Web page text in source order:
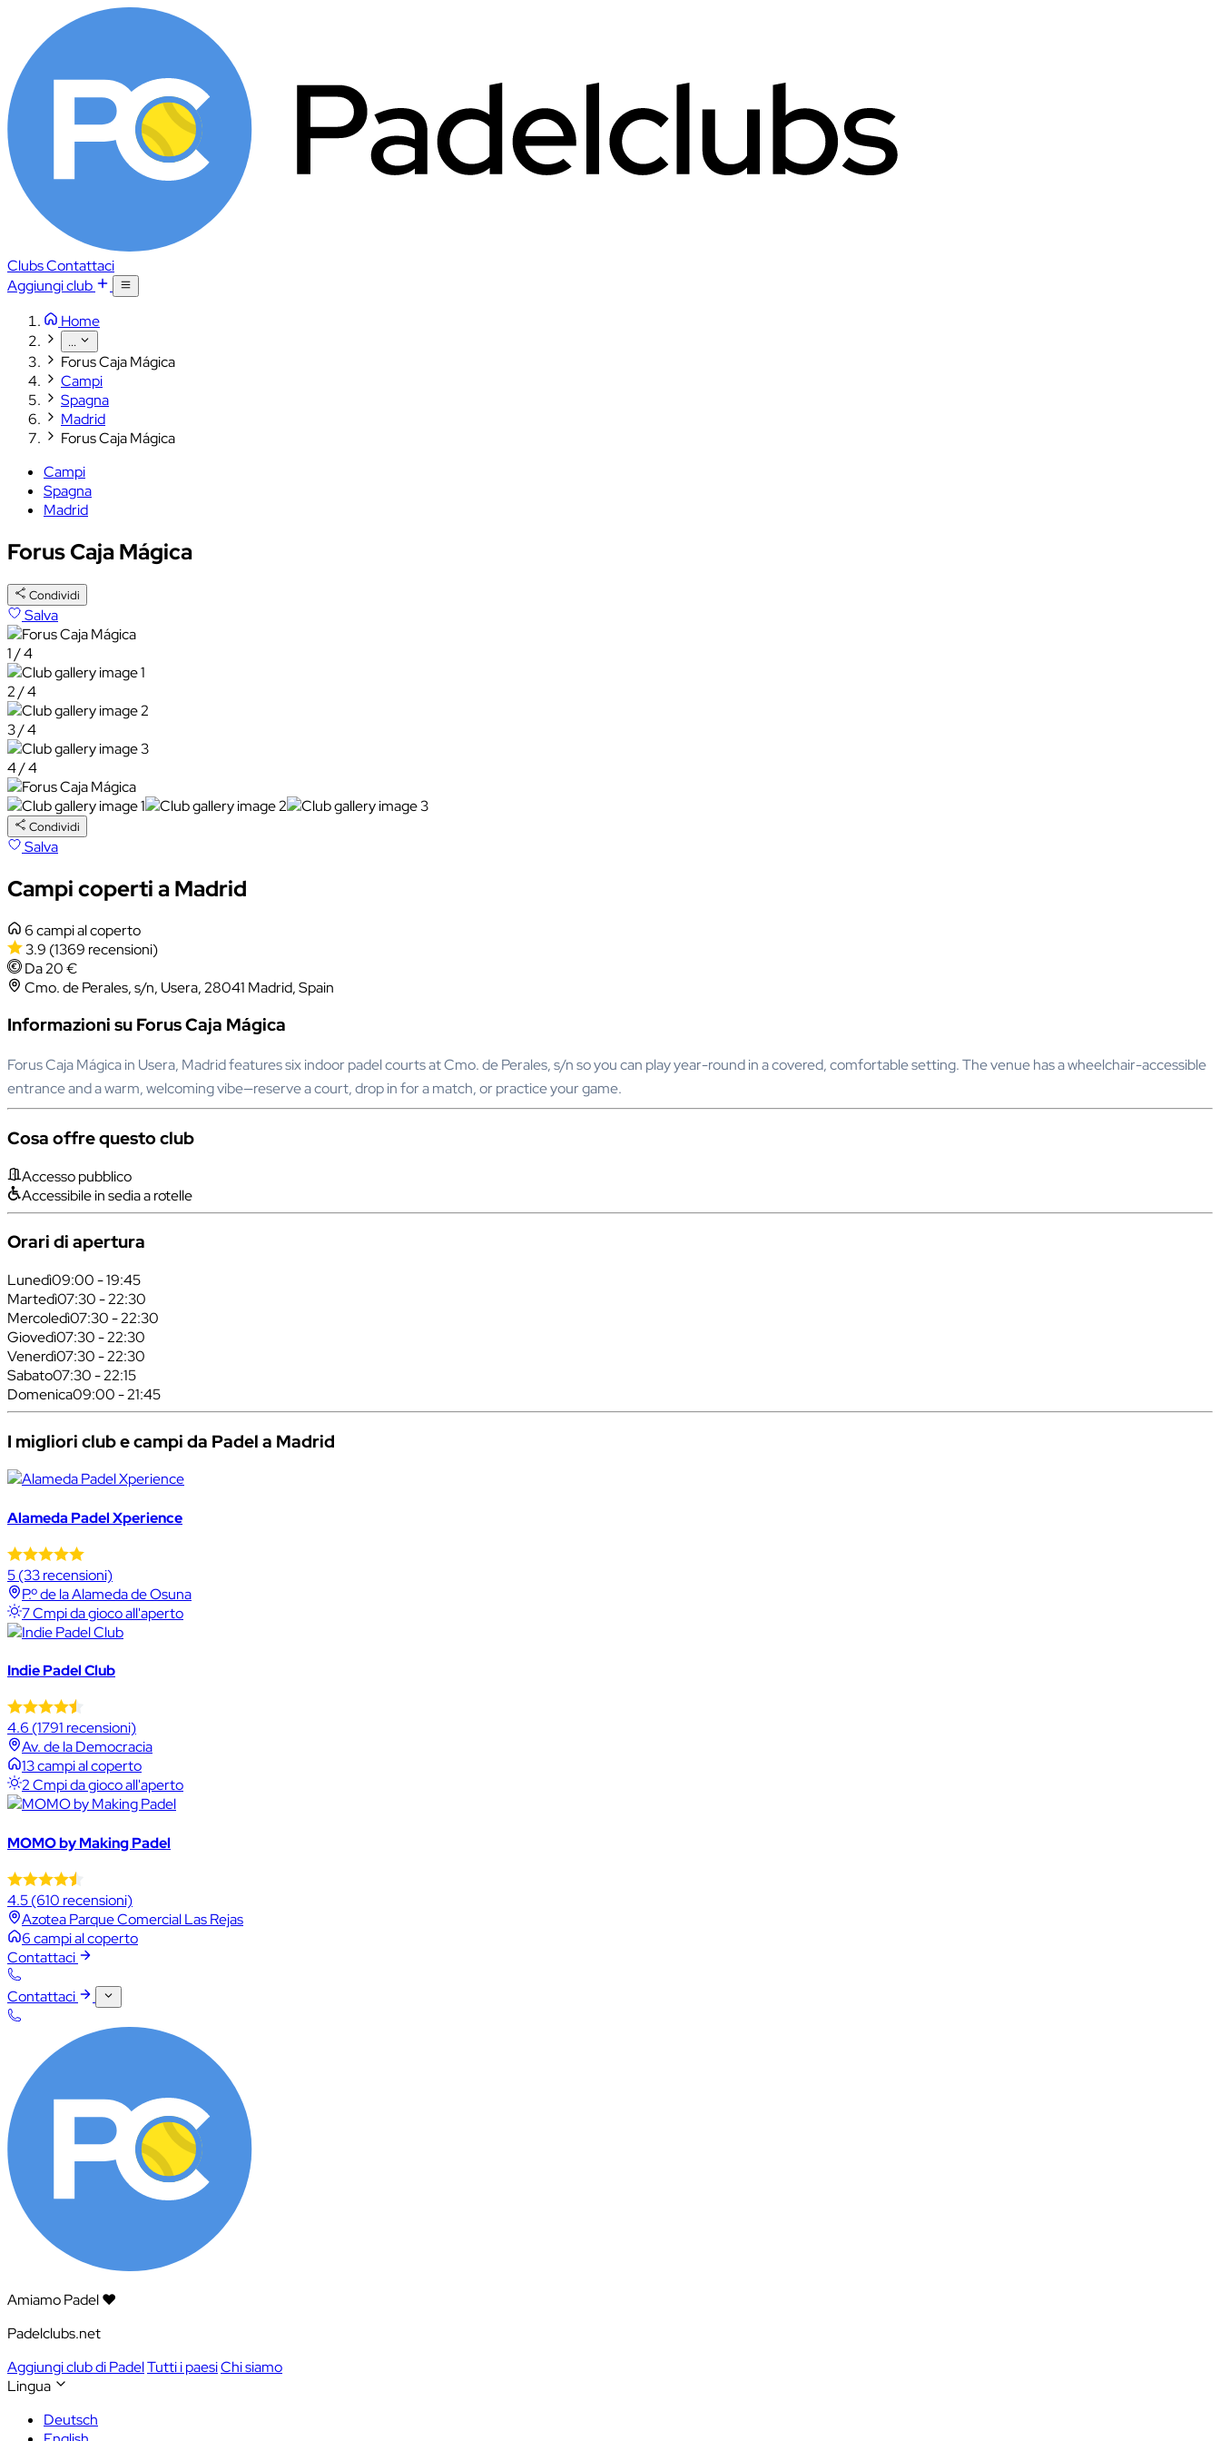
ClubsContattaci
Aggiungi club
Home
...
Forus Caja Mágica
Campi
Spagna
Madrid
Forus Caja Mágica
Campi
Spagna
Madrid
Forus Caja Mágica
Condividi
Salva
1 / 4
2 / 4
3 / 4
4 / 4
Condividi
Salva
Campi coperti a Madrid
6 campi al coperto
3.9 (1369 recensioni)
Da 20 €
Cmo. de Perales, s/n, Usera, 28041 Madrid, Spain
Informazioni su Forus Caja Mágica
Forus Caja Mágica in Usera, Madrid features six indoor padel courts at Cmo. de Perales, s/n so you can play year-round in a covered, comfortable setting. The venue has a wheelchair-accessible
entrance and a warm, welcoming vibe—reserve a court, drop in for a match, or practice your game.
Cosa offre questo club
Accesso pubblico
Accessibile in sedia a rotelle
Orari di apertura
Lunedì09:00 - 19:45
Martedì07:30 - 22:30
Mercoledì07:30 - 22:30
Giovedì07:30 - 22:30
Venerdì07:30 - 22:30
Sabato07:30 - 22:15
Domenica09:00 - 21:45
I migliori club e campi da Padel a Madrid
Alameda Padel Xperience
5(33 recensioni)
P.º de la Alameda de Osuna
7 Cmpi da gioco all'aperto
Indie Padel Club
4.6 (1791 recensioni)
Av. de la Democracia
13 campi al coperto
2 Cmpi da gioco all'aperto
MOMO by Making Padel
4.5(610 recensioni)
Azotea Parque Comercial Las Rejas
6 campi al coperto
Contattaci
Contattaci
Amiamo Padel ❤️
Padelclubs.net
Aggiungi club di PadelTutti i paesiChi siamo
Lingua
Deutsch